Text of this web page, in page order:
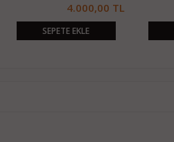
4.000,00 TL
SEPETE EKLE